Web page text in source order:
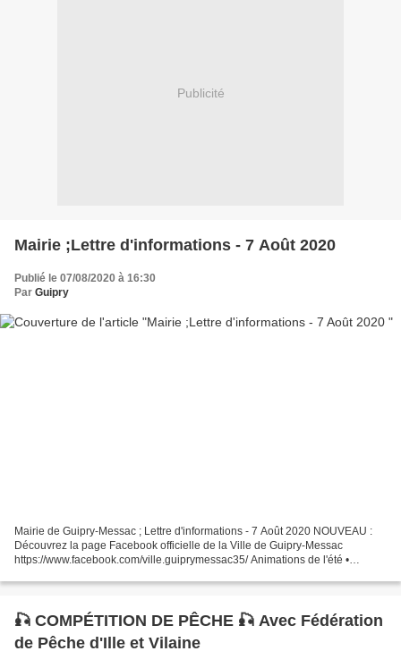
Publicité
Mairie ;Lettre d'informations - 7 Août 2020 ​
Publié le 07/08/2020 à 16:30
Par Guipry
Mairie de Guipry-Messac ; Lettre d'informations - 7 Août 2020 NOUVEAU :
Découvrez la page Facebook officielle de la Ville de Guipry-Messac
https://www.facebook.com/ville.guiprymessac35/ Animations de l'été •
🎣 COMPÉTITION DE PÊCHE 🎣 Avec Fédération
de Pêche d'Ille et Vilaine